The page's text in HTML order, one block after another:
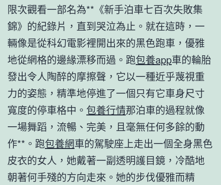
限次觀看一部名為**《新手泊車七百次失敗集
錦》的紀錄片，直到哭泣為止。就在這時，一
輛像是從科幻電影裡開出來的黑色跑車，優雅
地從網格的邊緣漂移而過。跑包養app車的輪胎
發出令人陶醉的摩擦聲，它以一種近乎蔑視重
力的姿態，精準地停進了一個只有它車身尺寸
寬度的停車格中。 包養行情那泊車的過程就像
一場舞蹈，流暢、完美，且毫無任何多餘的動
作**。跑包養網車的駕駛座上走出一個全身黑色
皮衣的女人，她戴著一副透明護目鏡，冷酷地
朝著何手殘的方向走來。她的步伐優雅而精